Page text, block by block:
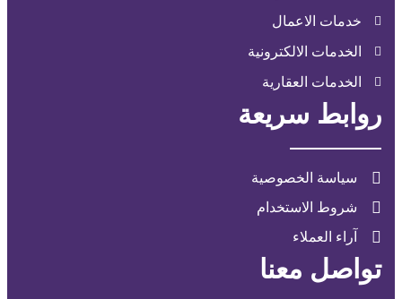
خدمات الاعمال
الخدمات الالكترونية
الخدمات العقارية
روابط سريعة
سياسة الخصوصية
شروط الاستخدام
آراء العملاء
تواصل معنا